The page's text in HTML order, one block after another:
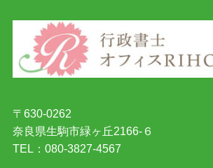
〒630-0262
奈良県生駒市緑ヶ丘2166-６
TEL：080-3827-4567